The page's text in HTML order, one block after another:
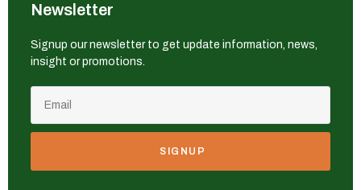
Newsletter
Signup our newsletter to get update information, news,
insight or promotions.
SIGNUP